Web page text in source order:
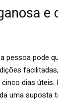
e
pessoa pode
dias úteis.
uma suposta